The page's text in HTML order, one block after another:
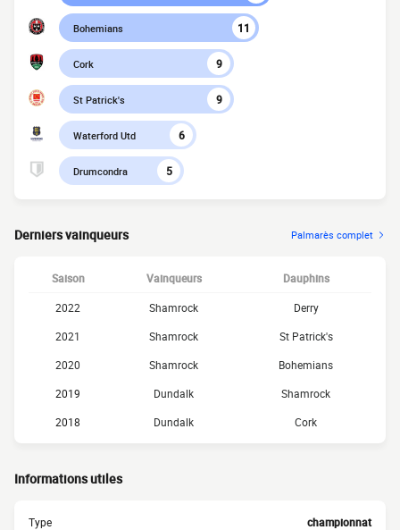
Bohemians 11
Cork 9
St Patrick's 9
Waterford Utd 6
Drumcondra 5
Derniers vainqueurs Palmarès complet
Saison Vainqueurs Dauphins
2022 Shamrock
Derry
2021
Shamrock
St Patrick's
2020
Shamrock
Bohemians
2019
Dundalk
Shamrock
2018
Dundalk Cork
Informations utiles
Type championnat